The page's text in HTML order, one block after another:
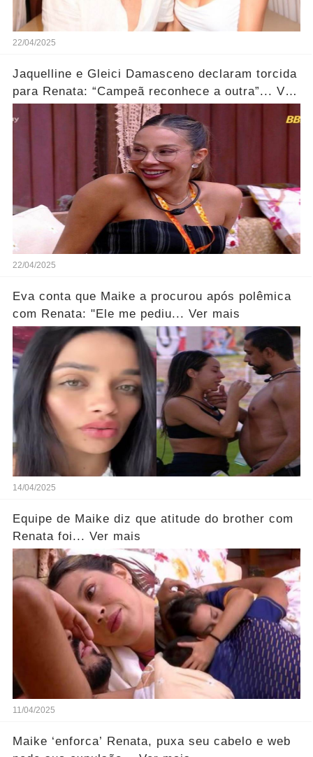
22/04/2025
Jaquelline e Gleici Damasceno declaram torcida
para Renata: “Campeã reconhece a outra”... Ver
22/04/2025
Eva conta que Maike a procurou após polêmica
com Renata: "Ele me pediu... Ver mais
14/04/2025
Equipe de Maike diz que atitude do brother com
Renata foi... Ver mais
11/04/2025
Maike ‘enforca’ Renata, puxa seu cabelo e web